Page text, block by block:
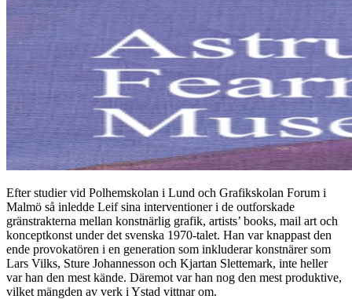
Efter studier vid Polhemskolan i Lund och Grafikskolan Forum i
Malmö så inledde Leif sina interventioner i de outforskade
gränstrakterna mellan konstnärlig grafik, artists’ books, mail art och
konceptkonst under det svenska 1970-talet. Han var knappast den
ende provokatören i en generation som inkluderar konstnärer som
Lars Vilks, Sture Johannesson och Kjartan Slettemark, inte heller
var han den mest kände. Däremot var han nog den mest produktive,
vilket mängden av verk i Ystad vittnar om.